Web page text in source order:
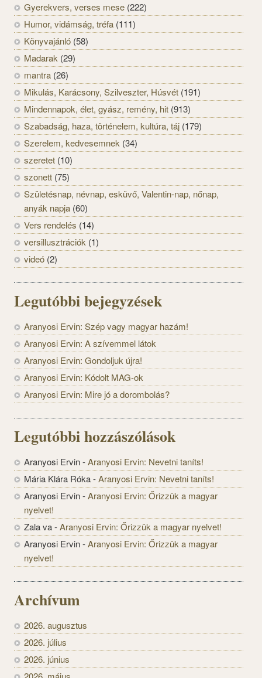
Gyerekvers, verses mese (222)
Humor, vidámság, tréfa (111)
Könyvajánló (58)
Madarak (29)
mantra (26)
Mikulás, Karácsony, Szilveszter, Húsvét (191)
Mindennapok, élet, gyász, remény, hit (913)
Szabadság, haza, történelem, kultúra, táj (179)
Szerelem, kedvesemnek (34)
szeretet (10)
szonett (75)
Születésnap, névnap, esküvő, Valentin-nap, nőnap,
anyák napja (60)
Vers rendelés (14)
versillusztrációk (1)
videó (2)
Legutóbbi bejegyzések
Aranyosi Ervin: Szép vagy magyar hazám!
Aranyosi Ervin: A szívemmel látok
Aranyosi Ervin: Gondoljuk újra!
Aranyosi Ervin: Kódolt MAG-ok
Aranyosi Ervin: Mire jó a dorombolás?
Legutóbbi hozzászólások
Aranyosi Ervin-Aranyosi Ervin: Nevetni taníts!
Mária Klára Róka-Aranyosi Ervin: Nevetni taníts!
Aranyosi Ervin-Aranyosi Ervin: Őrizzük a magyar
nyelvet!
Zala va-Aranyosi Ervin: Őrizzük a magyar nyelvet!
Aranyosi Ervin-Aranyosi Ervin: Őrizzük a magyar
nyelvet!
Archívum
2026. augusztus
2026. július
2026. június